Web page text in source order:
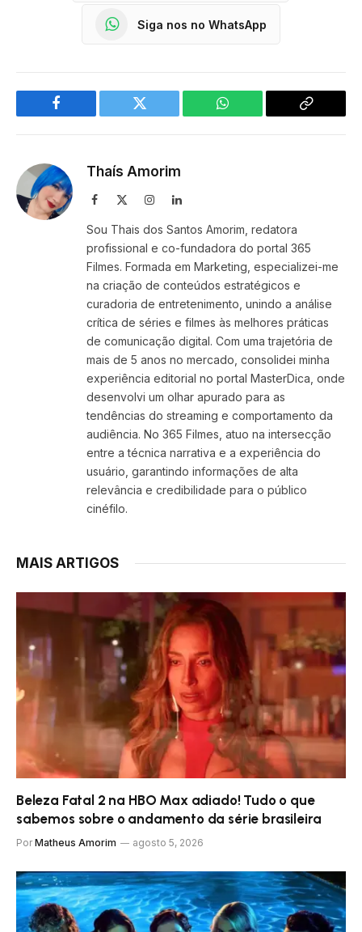
Siga nos no WhatsApp
Facebook Twitter WhatsApp
Copy
Thaís Amorim
Facebook InstagramLinkedIn
Sou Thais dos Santos Amorim, redatora
profissional e co-fundadora do portal 365
Filmes. Formada em Marketing, especializei-me
na criação de conteúdos estratégicos e
curadoria de entretenimento, unindo a análise
crítica de séries e filmes às melhores práticas
de comunicação digital. Com uma trajetória de
mais de 5 anos no mercado, consolidei minha
experiência editorial no portal MasterDica, onde
desenvolvi um olhar apurado para as
tendências do streaming e comportamento da
audiência. No 365 Filmes, atuo na intersecção
entre a técnica narrativa e a experiência do
usuário, garantindo informações de alta
relevância e credibilidade para o público
cinéfilo.
MAIS ARTIGOS
Beleza Fatal 2 na HBO Max adiado! Tudo o que
sabemos sobre o andamento da série brasileira
Por Matheus Amorim agosto 5, 2026